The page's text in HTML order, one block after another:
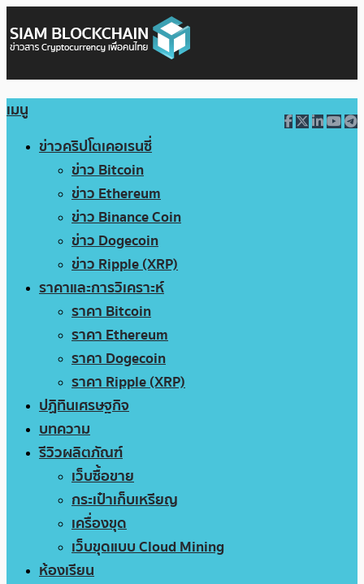
เมนู
ข่าวคริปโตเคอเรนซี่
ข่าว Bitcoin
ข่าว Ethereum
ข่าว Binance Coin
ข่าว Dogecoin
ข่าว Ripple (XRP)
ราคาและการวิเคราะห์
ราคา Bitcoin
ราคา Ethereum
ราคา Dogecoin
ราคา Ripple (XRP)
ปฏิทินเศรษฐกิจ
บทความ
รีวิวผลิตภัณฑ์
เว็บซื้อขาย
กระเป๋าเก็บเหรียญ
เครื่องขุด
เว็บขุดแบบ Cloud Mining
ห้องเรียน